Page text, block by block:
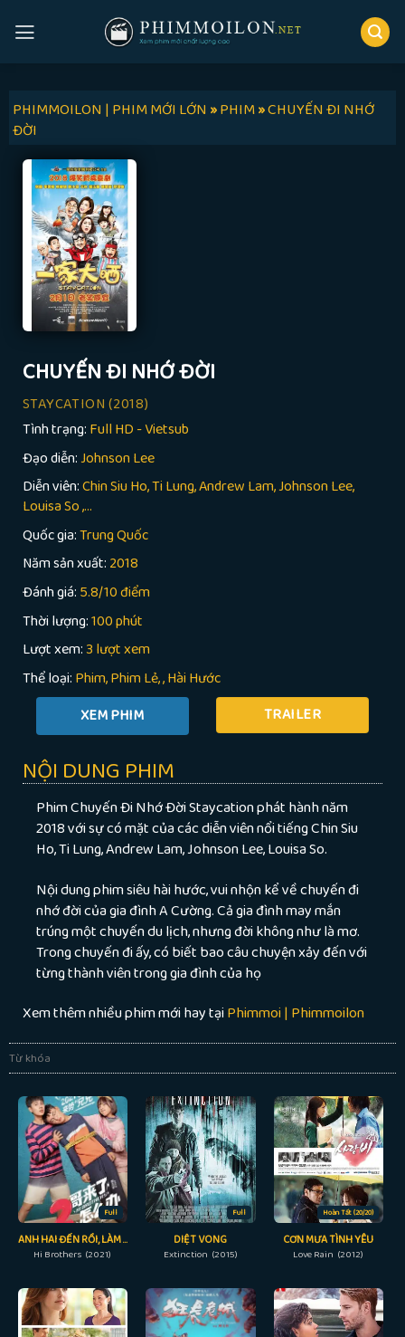
PHIMMOILON | PHIM MỚI LỚN»PHIM»CHUYẾN ĐI NHỚ
ĐỜI
CHUYẾN ĐI NHỚ ĐỜI
STAYCATION (2018)
Tình trạng: Full HD - Vietsub
Đạo diễn:Johnson Lee
Diễn viên:Chin Siu Ho, Ti Lung, Andrew Lam, Johnson Lee,
Louisa So ,...
Quốc gia:Trung Quốc
Năm sản xuất: 2018
Đánh giá: 5.8/10 điểm
Thời lượng:100 phút
Lượt xem:3 lượt xem
Thể loại: Phim Phim Lẻ ,Hài Hước
TRAILER
NỘI DUNG PHIM
Phim Chuyến Đi Nhớ Đời Staycation phát hành năm
2018 với sự có mặt của các diễn viên nổi tiếng Chin Siu
Ho, Ti Lung, Andrew Lam, Johnson Lee, Louisa So.
Nội dung phim siêu hài hước, vui nhộn kể về chuyến đi
nhớ đời của gia đình A Cường. Cả gia đình may mắn
trúng một chuyến du lịch, nhưng đời không như là mơ.
Trong chuyến đi ấy, có biết bao câu chuyện xảy đến với
từng thành viên trong gia đình của họ
Xem thêm nhiều phim mới hay tạiPhimmoi | Phimmoilon
Từ khóa
Full
ANH HAI ĐẾN RỒI, LÀM SAO ĐÂY
Hi Brothers (2021)
Full
DIỆT VONG
Extinction (2015)
Hoàn Tất (20/20)
CƠN MƯA TÌNH YÊU
Love Rain (2012)